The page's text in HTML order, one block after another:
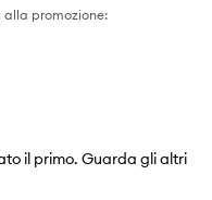
alla promozione:
il primo. Guarda gli altri